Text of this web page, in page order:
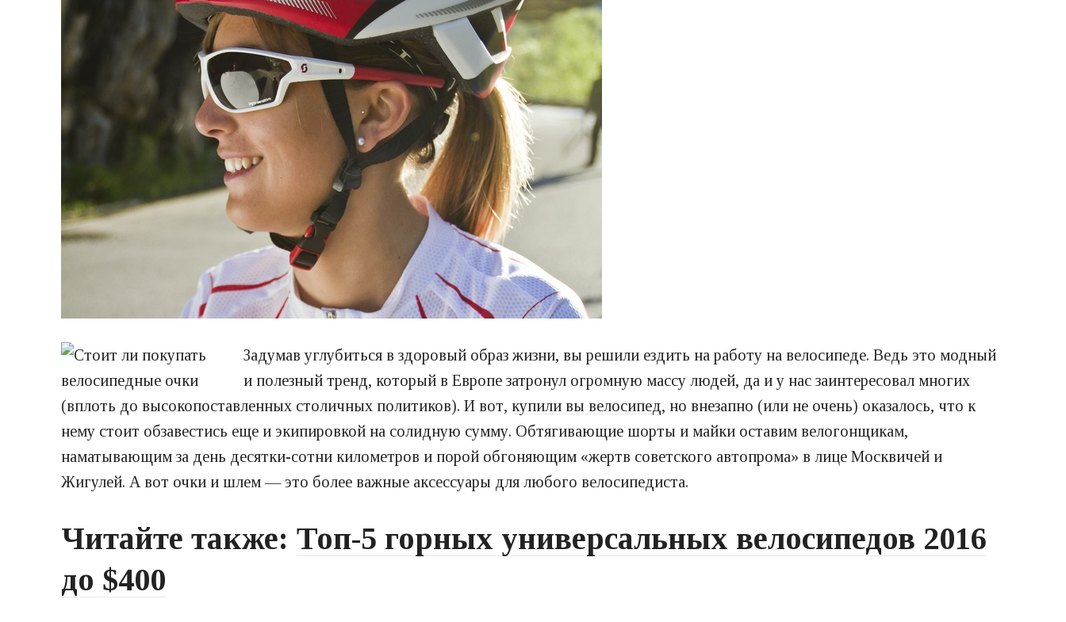
Задумав углубиться в здоровый образ жизни, вы решили ездить на работу на велосипеде. Ведь это модный
и полезный тренд, который в Европе затронул огромную массу людей, да и у нас заинтересовал многих
(вплоть до высокопоставленных столичных политиков). И вот, купили вы велосипед, но внезапно (или не очень) оказалось, что к
нему стоит обзавестись еще и экипировкой на солидную сумму. Обтягивающие шорты и майки оставим велогонщикам,
наматывающим за день десятки-сотни километров и порой обгоняющим «жертв советского автопрома» в лице Москвичей и
Жигулей. А вот очки и шлем — это более важные аксессуары для любого велосипедиста.
Читайте также: Топ-5 горных универсальных велосипедов 2016
до $400